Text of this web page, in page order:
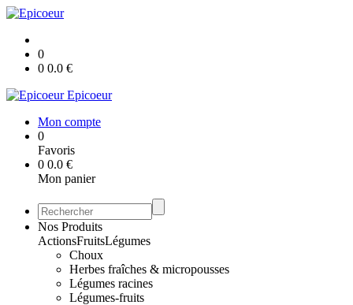
0
0 0.0 €
Epicoeur
Mon compte
0
Favoris
0 0.0 €
Mon panier
Nos Produits
ActionsFruitsLégumes
Choux
Herbes fraîches & micropousses
Légumes racines
Légumes-fruits